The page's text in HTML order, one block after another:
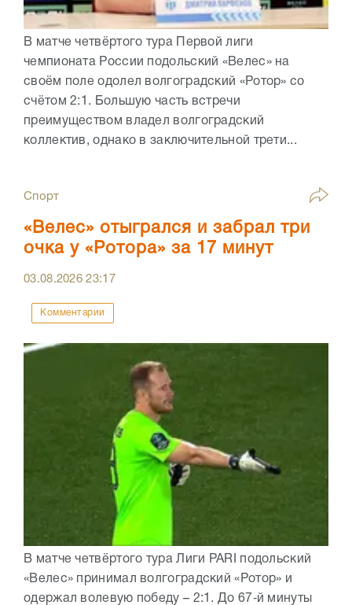
В матче четвёртого тура Первой лиги
чемпионата России подольский «Велес» на
своём поле одолел волгоградский «Ротор» со
счётом 2:1. Большую часть встречи
преимуществом владел волгоградский
коллектив, однако в заключительной трети...
Спорт
«Велес» отыгрался и забрал три
очка у «Ротора» за 17 минут
03.08.202623:17
Комментарии
В матче четвёртого тура Лиги PARI подольский
«Велес» принимал волгоградский «Ротор» и
одержал волевую победу – 2:1. До 67‑й минуты